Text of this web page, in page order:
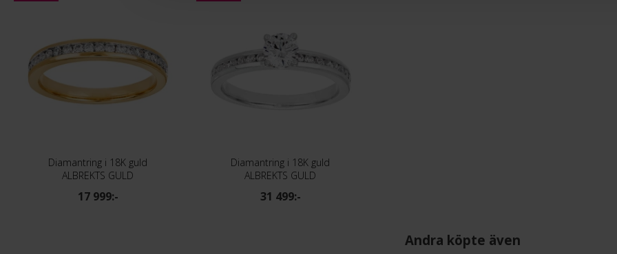
Diamantring i 18K guld
ALBREKTS GULD
17 999:-
Diamantring i 18K guld
ALBREKTS GULD
31 499:-
Andra köpte även